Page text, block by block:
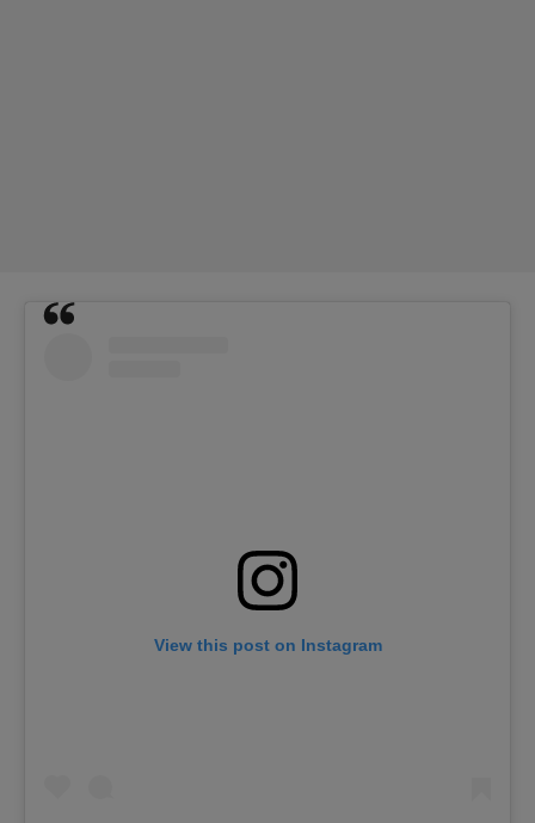
View this post on Instagram